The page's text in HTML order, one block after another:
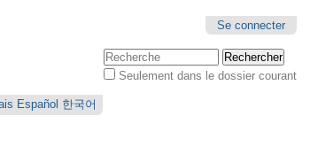
Se connecter
Chercher par
Seulement dans le dossier courant
Español 한국어